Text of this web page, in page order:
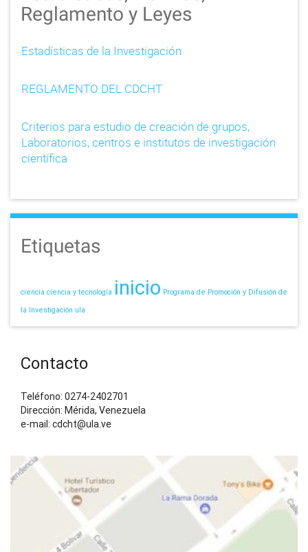
Reglamento y Leyes
Estadísticas de la Investigación
REGLAMENTO DEL CDCHT
Criterios para estudio de creación de grupos,
Laboratorios, centros e institutos de investigación
científica
Etiquetas
ciencia ciencia y tecnología inicio Programa de Promoción y Difusión de
la Investigación ula
Contacto
Teléfono: 0274-2402701
Dirección: Mérida, Venezuela
e-mail: cdcht@ula.ve